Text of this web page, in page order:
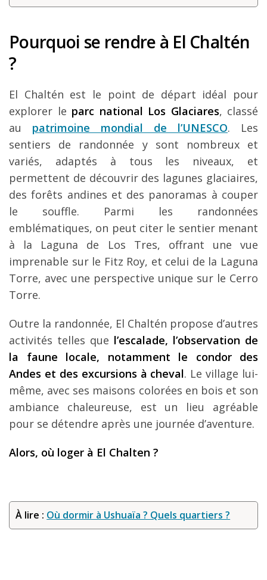
Pourquoi se rendre à El Chaltén
?
El Chaltén est le point de départ idéal pour
explorer le parc national Los Glaciares, classé
au patrimoine mondial de l’UNESCO. Les
sentiers de randonnée y sont nombreux et
variés, adaptés à tous les niveaux, et
permettent de découvrir des lagunes glaciaires,
des forêts andines et des panoramas à couper
le souffle. Parmi les randonnées
emblématiques, on peut citer le sentier menant
à la Laguna de Los Tres, offrant une vue
imprenable sur le Fitz Roy, et celui de la Laguna
Torre, avec une perspective unique sur le Cerro
Torre.
Outre la randonnée, El Chaltén propose d’autres
activités telles que l’escalade, l’observation de
la faune locale, notamment le condor des
Andes et des excursions à cheval. Le village lui-
même, avec ses maisons colorées en bois et son
ambiance chaleureuse, est un lieu agréable
pour se détendre après une journée d’aventure.
Alors, où loger à El Chalten ?
À lire : Où dormir à Ushuaïa ? Quels quartiers ?